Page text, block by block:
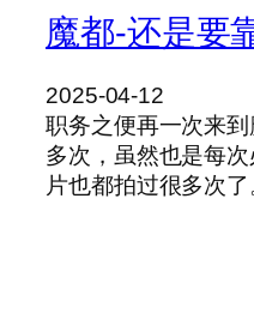
魔都-还是要
2025-04-12
职务之便再一次来
多次，虽然也是每
片也都拍过很多次